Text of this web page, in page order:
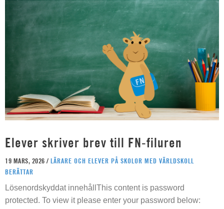
Elever skriver brev till FN-filuren
19 MARS, 2026 / LÄRARE OCH ELEVER PÅ SKOLOR MED VÄRLDSKOLL
BERÄTTAR
Lösenordskyddat innehållThis content is password
protected. To view it please enter your password below: